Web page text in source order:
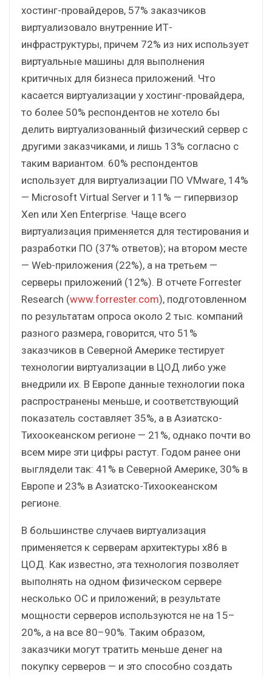
хостинг-провайдеров, 57% заказчиков
виртуализовало внутренние ИТ-
инфраструктуры, причем 72% из них использует
виртуальные машины для выполнения
критичных для бизнеса приложений. Что
касается виртуализации у хостинг-провайдера,
то более 50% респондентов не хотело бы
делить виртуализованный физический сервер с
другими заказчиками, и лишь 13% согласно с
таким вариантом. 60% респондентов
использует для виртуализации ПО VMware, 14%
— Microsoft Virtual Server и 11% — гипервизор
Xen или Xen Enterprise. Чаще всего
виртуализация применяется для тестирования и
разработки ПО (37% ответов); на втором месте
— Web-приложения (22%), а на третьем —
серверы приложений (12%). В отчете Forrester
Research (www.forrester.com), подготовленном
по результатам опроса около 2 тыс. компаний
разного размера, говорится, что 51%
заказчиков в Северной Америке тестирует
технологии виртуализации в ЦОД либо уже
внедрили их. В Европе данные технологии пока
распространены меньше, и соответствующий
показатель составляет 35%, а в Азиатско-
Тихоокеанском регионе — 21%, однако почти во
всем мире эти цифры растут. Годом ранее они
выглядели так: 41% в Северной Америке, 30% в
Европе и 23% в Азиатско-Тихоокеанском
регионе.
В большинстве случаев виртуализация
применяется к серверам архитектуры x86 в
ЦОД. Как известно, эта технология позволяет
выполнять на одном физическом сервере
несколько ОС и приложений; в результате
мощности серверов используются не на 15–
20%, а на все 80–90%. Таким образом,
заказчики могут тратить меньше денег на
покупку серверов — и это способно создать